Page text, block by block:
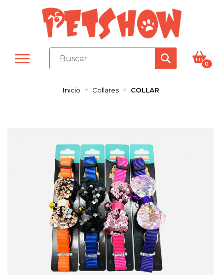
0
Inicio Collares COLLAR